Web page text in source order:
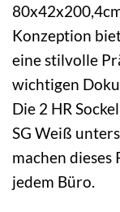
Konzeption
eine stilvolle
wichtigen
Die 2 HR
SG Weiß
machen dieses
jedem Büro.